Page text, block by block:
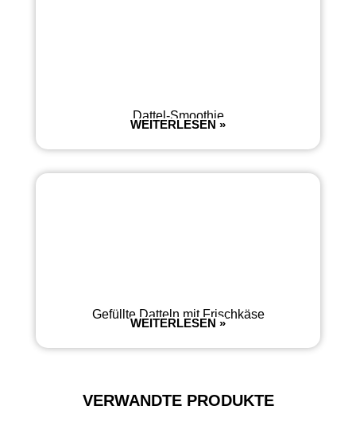
Dattel-Smoothie
WEITERLESEN »
Gefüllte Datteln mit Frischkäse
WEITERLESEN »
VERWANDTE PRODUKTE